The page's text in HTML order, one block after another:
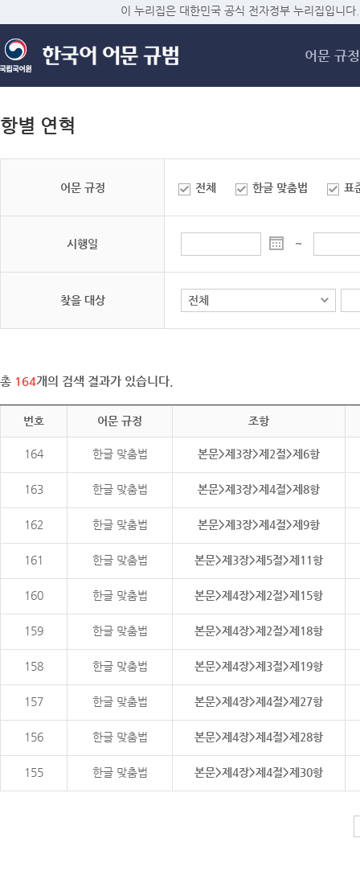
메
이 누리집은 대한민국 공식 전자정부 누리집입니다.
어문 규정
항별 연혁
어문 규정 전체 한글 맞춤법 표
시행일 ~
찾을 대상
총 164개의 검색 결과가 있습니다.
번호 어문 규정 조항
164 한글 맞춤법 본문>제3장>제2절>제6항
163 한글 맞춤법 본문>제3장>제4절>제8항
162 한글 맞춤법 본문>제3장>제4절>제9항
161 한글 맞춤법 본문>제3장>제5절>제11항
160 한글 맞춤법 본문>제4장>제2절>제15항
159 한글 맞춤법 본문>제4장>제2절>제18항
158 한글 맞춤법 본문>제4장>제3절>제19항
157 한글 맞춤법 본문>제4장>제4절>제27항
156 한글 맞춤법 본문>제4장>제4절>제28항
155 한글 맞춤법 본문>제4장>제4절>제30항